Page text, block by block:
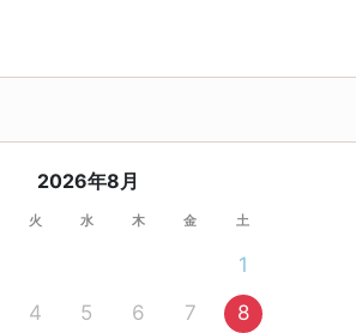
2026年8月
火 水 木 金 土
1
4 5 6 7
8